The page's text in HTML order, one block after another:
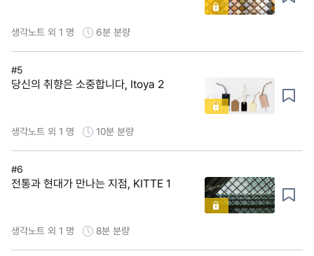
생각노트 외 1 명 6분 분량
#5
당신의 취향은 소중합니다, Itoya 2
생각노트 외 1 명 10분 분량
#6
전통과 현대가 만나는 지점, KITTE 1
생각노트 외 1 명 8분 분량